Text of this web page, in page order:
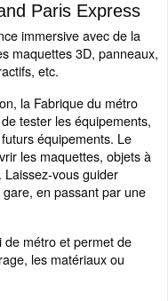
Paris Express
immersive avec de la
maquettes 3D, panneaux,
etc.
la Fabrique du métro
tester les équipements,
équipements. Le
les maquettes, objets à
vous guider
en passant par une
de métro et permet de
les matériaux ou